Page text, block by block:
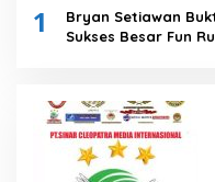
1
Bryan Setiawan
Sukses Besar Fun